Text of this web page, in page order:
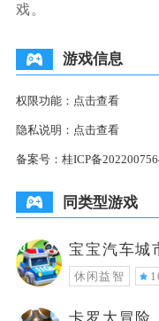
戏。
游戏信息
权限功能： 点击查看
隐私说明： 点击查看
备案号： 桂ICP备
同类型游戏
宝宝汽车城
休闲益智
卡罗大冒险